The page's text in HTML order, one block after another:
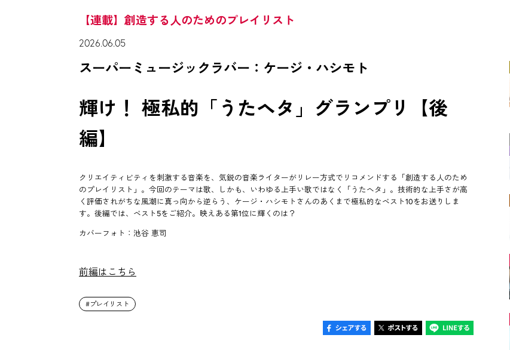
【連載】創造する人のためのプレイリスト
2026.06.05
スーパーミュージックラバー：ケージ・ハシモト
輝け！ 極私的「うたヘタ」グランプリ【後
編】
クリエイティビティを刺激する音楽を、気鋭の音楽ライターがリレー方式でリコメンドする「創造する人のため
のプレイリスト」。今回のテーマは歌、しかも、いわゆる上手い歌ではなく「うたヘタ」。技術的な上手さが高
く評価されがちな風潮に真っ向から逆らう、ケージ・ハシモトさんのあくまで極私的なベスト10をお送りしま
す。後編では、ベスト5をご紹介。映えある第1位に輝くのは？
カバーフォト：池谷 恵司
前編はこちら
プレイリスト